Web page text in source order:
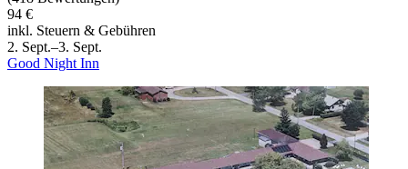
94 €
inkl. Steuern & Gebühren
2. Sept.–3. Sept.
Good Night Inn